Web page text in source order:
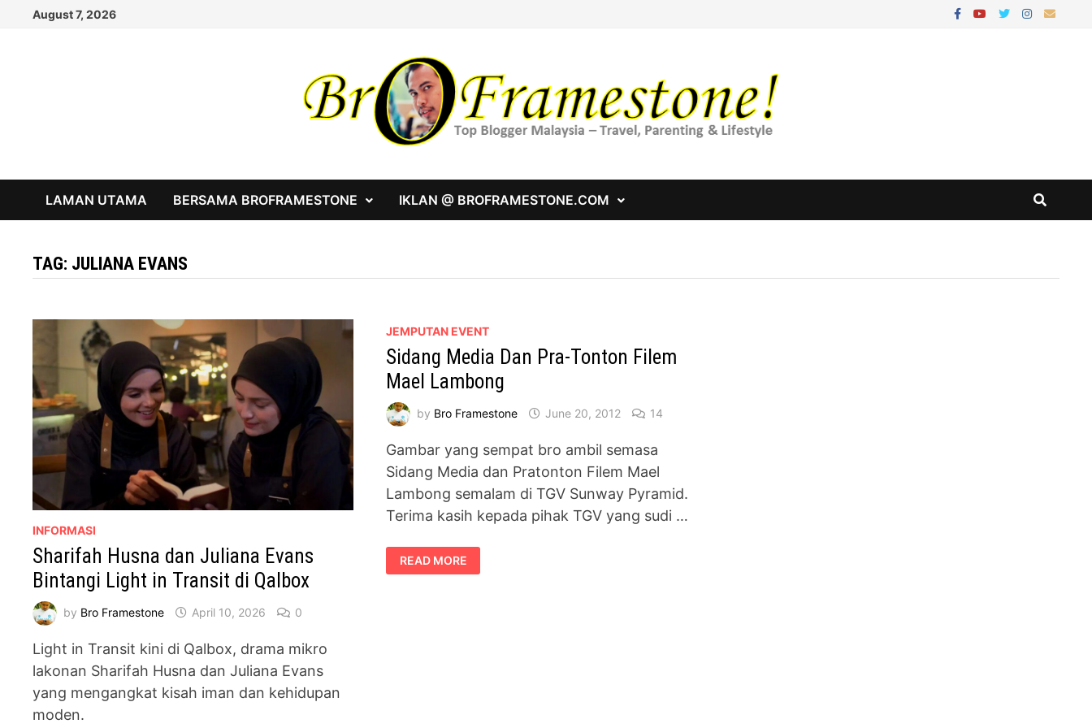
August 7, 2026
LAMAN UTAMA BERSAMA BROFRAMESTONE IKLAN @ BROFRAMESTONE.COM
TAG: JULIANA EVANS
INFORMASI
Sharifah Husna dan Juliana Evans
Bintangi Light in Transit di Qalbox
by Bro Framestone April 10, 2026 0
Light in Transit kini di Qalbox, drama mikro
lakonan Sharifah Husna dan Juliana Evans
yang mengangkat kisah iman dan kehidupan
moden.
JEMPUTAN EVENT
Sidang Media Dan Pra-Tonton Filem
Mael Lambong
by Bro Framestone June 20, 2012 14
Gambar yang sempat bro ambil semasa
Sidang Media dan Pratonton Filem Mael
Lambong semalam di TGV Sunway Pyramid.
Terima kasih kepada pihak TGV yang sudi …
SIDANG
MEDIA
DAN
READ MORE